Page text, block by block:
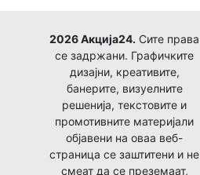
2026 Акција24. Сите права
се задржани. Графичките
дизајни, креативите,
банерите, визуелните
решенија, текстовите и
промотивните материјали
објавени на оваа веб-
страница се заштитени и не
смеат да се преземаат,